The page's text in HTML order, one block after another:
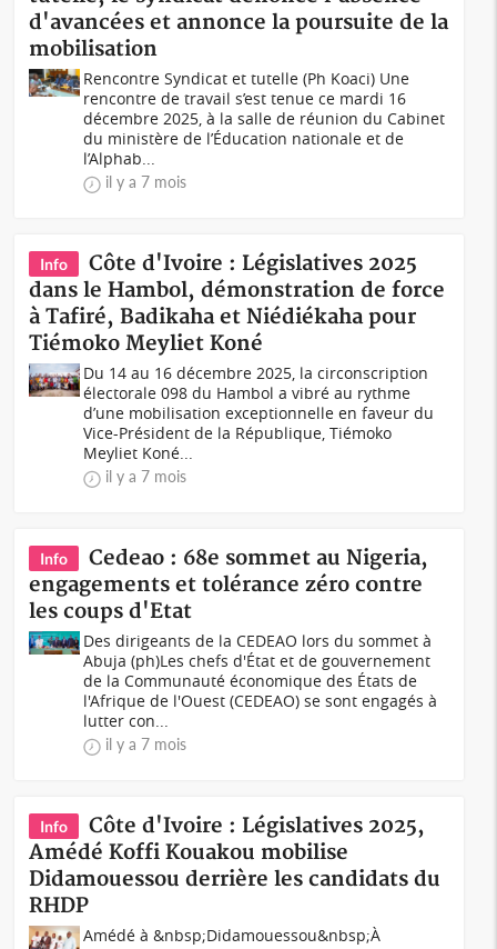
d'avancées et annonce la poursuite de la
mobilisation
Rencontre Syndicat et tutelle (Ph Koaci) Une
rencontre de travail s’est tenue ce mardi 16
décembre 2025, à la salle de réunion du Cabinet
du ministère de l’Éducation nationale et de
l’Alphab...
il y a 7 mois
Info
Côte d'Ivoire : Législatives 2025
dans le Hambol, démonstration de force
à Tafiré, Badikaha et Niédiékaha pour
Tiémoko Meyliet Koné
Du 14 au 16 décembre 2025, la circonscription
électorale 098 du Hambol a vibré au rythme
d’une mobilisation exceptionnelle en faveur du
Vice-Président de la République, Tiémoko
Meyliet Koné...
il y a 7 mois
Info
Cedeao : 68e sommet au Nigeria,
engagements et tolérance zéro contre
les coups d'Etat
Des dirigeants de la CEDEAO lors du sommet à
Abuja (ph)Les chefs d'État et de gouvernement
de la Communauté économique des États de
l'Afrique de l'Ouest (CEDEAO) se sont engagés à
lutter con...
il y a 7 mois
Info
Côte d'Ivoire : Législatives 2025,
Amédé Koffi Kouakou mobilise
Didamouessou derrière les candidats du
RHDP
Amédé à &nbsp;Didamouessou&nbsp;À